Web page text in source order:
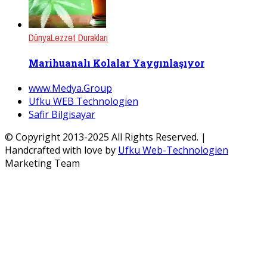
DünyaLezzet Durakları
Marihuanalı Kolalar Yaygınlaşıyor
www.Medya.Group
Ufku WEB Technologien
Safir Bilgisayar
© Copyright 2013-2025 All Rights Reserved. |
Handcrafted with love by Ufku Web-Technologien
Marketing Team